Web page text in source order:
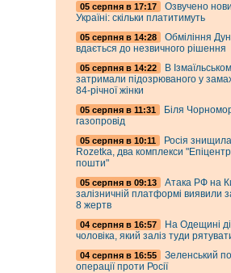
05 серпня в 17:17
Озвучено
Україні: скільки платитимуть
05 серпня в 14:28
Обміління
вдається до незвичного рішення
05 серпня в 14:22
В
затримали підозрюваного у
84-річної жінки
05 серпня в 11:31
Біля
газопровід
05 серпня в 10:11
Росія
Rozetka, два комплекси
пошти"
05 серпня в 09:13
Атака РФ на
залізничній платформі виявили
8 жертв
04 серпня в 16:57
На Одещині
чоловіка, який заліз туди
04 серпня в 16:55
Зеленський
операції проти Росії